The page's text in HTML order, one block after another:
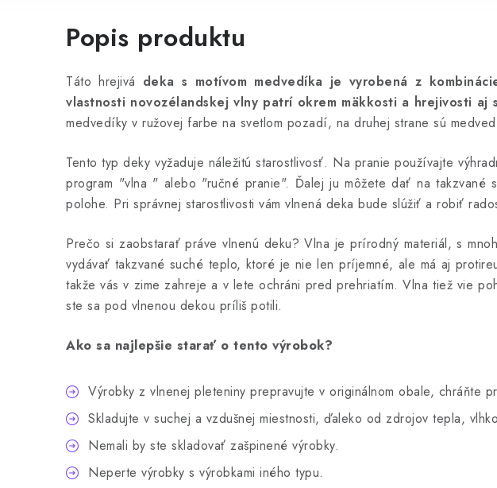
Popis produktu
Táto hrejivá deka s motívom medvedíka je vyrobená z
vlastnosti novozélandskej vlny patrí okrem mäkkosti a hrejivosti
medvedíky v ružovej farbe na svetlom pozadí, na druhej strane sú
Tento typ deky vyžaduje náležitú starostlivosť. Na pranie používajte
program "vlna " alebo "ručné pranie". Ďalej ju môžete dať na
polohe. Pri správnej starostlivosti vám vlnená deka bude slúžiť a robiť
Prečo si zaobstarať práve vlnenú deku? Vlna je prírodný materiál, s
vydávať takzvané suché teplo, ktoré je nie len príjemné, ale má aj
takže vás v zime zahreje a v lete ochráni pred prehriatím. Vlna tiež vie
ste sa pod vlnenou dekou príliš potili.
Ako sa najlepšie starať o tento výrobok?
Výrobky z vlnenej pleteniny prepravujte v originálnom obale, chráňte
Skladujte v suchej a vzdušnej miestnosti, ďaleko od zdrojov tepla,
Nemali by ste skladovať zašpinené výrobky.
Neperte výrobky s výrobkami iného typu.